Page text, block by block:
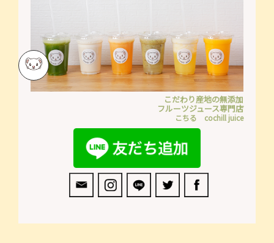
こだわり産地の無添加
フルーツジュース専門店
こちる cochill juice